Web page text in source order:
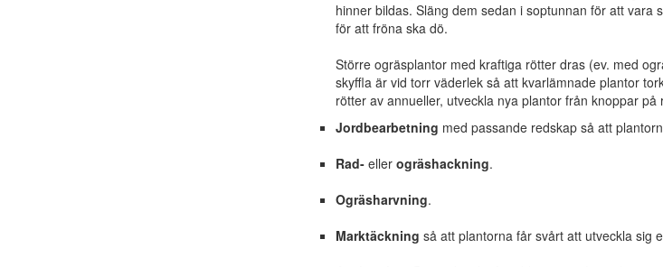
hinner bildas. Släng dem sedan i soptunnan för att
för att fröna ska dö.
Större ogräsplantor med kraftiga rötter dras (ev. med
skyffla är vid torr väderlek så att kvarlämnade plantor
rötter av annueller, utveckla nya plantor från knoppar på
Jordbearbetning med passande redskap så att
Rad- eller ogräshackning.
Ogräsharvning.
Marktäckning så att plantorna får svårt att utveckla sig